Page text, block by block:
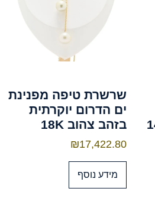
שרשרת טיפה מפנינת
ים הדרום יוקרתית
בזהב צהוב 18K
₪17,422.80
מידע נוסף